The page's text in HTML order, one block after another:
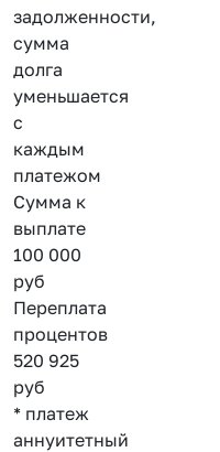
задолженности,
сумма
долга
уменьшается
с
каждым
платежом
Сумма к
выплате
100 000
руб
Переплата
процентов
520 925
руб
* платеж
аннуитетный